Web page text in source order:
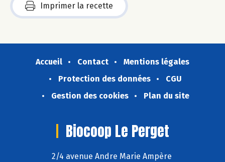
Imprimer la recette
Accueil Contact
Mentions légales
Protection des données
CGU
Gestion des cookies
Plan du site
Biocoop Le Perget
2/4 avenue Andre Marie Ampère